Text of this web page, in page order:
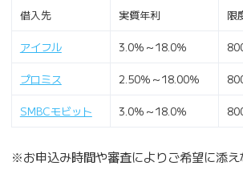
借入先 実質年利 限
アイフル 3.0％～18.0％
プロミス 2.50％～18.00％
SMBCモビット 3.0％～18.0％
※お申込み時間や審査によりご希望に添